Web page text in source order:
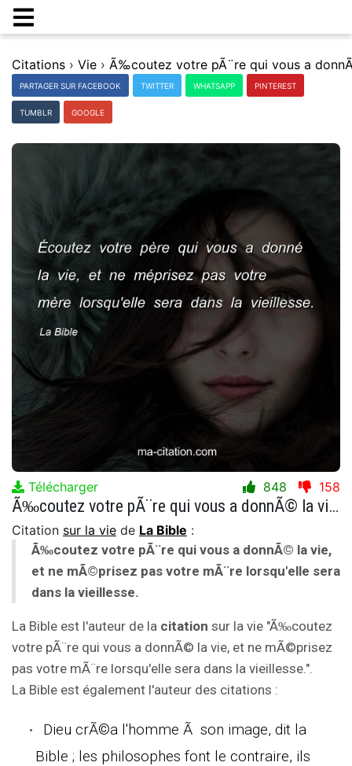
Citations › Vie ›
PARTAGER SUR FACEBOOK TWITTER WHATSAPP PINTEREST
TUMBLR GOOGLE
Télécharger 848 158
Ã‰coutez votre pÃ¨re qui vous a donnÃ© la vie, et ne mÃ©prisez pas votre mÃ¨re lorsqu'elle sera dans la vieillesse.
Citation sur la vie de La Bible :
Ã‰coutez votre pÃ¨re qui vous a donnÃ© la vie,
et ne mÃ©prisez pas votre mÃ¨re lorsqu'elle sera
dans la vieillesse.
La Bible est l'auteur de la citation sur la vie "Ã‰coutez
votre pÃ¨re qui vous a donnÃ© la vie, et ne mÃ©prisez
pas votre mÃ¨re lorsqu'elle sera dans la vieillesse.".
La Bible est également l'auteur des citations :
Dieu crÃ©a l'homme Ã son image, dit la
Bible ; les philosophes font le contraire, ils